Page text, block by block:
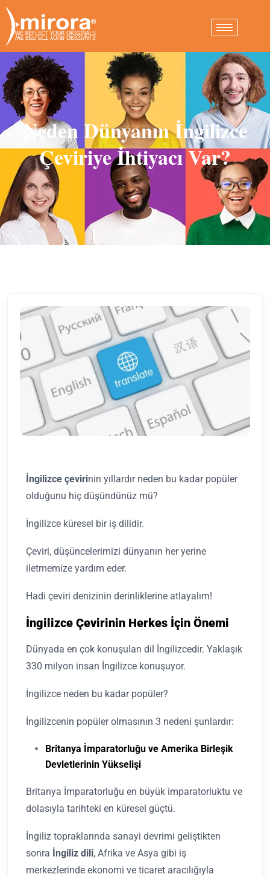
Neden Dünyanın İngilizce
Çeviriye İhtiyacı Var?
İngilizce çevirinin yıllardır neden bu kadar popüler
olduğunu hiç düşündünüz mü?
İngilizce küresel bir iş dilidir.
Çeviri, düşüncelerimizi dünyanın her yerine
iletmemize yardım eder.
Hadi çeviri denizinin derinliklerine atlayalım!
İngilizce Çevirinin Herkes İçin Önemi
Dünyada en çok konuşulan dil İngilizcedir. Yaklaşık
330 milyon insan İngilizce konuşuyor.
İngilizce neden bu kadar popüler?
İngilizcenin popüler olmasının 3 nedeni şunlardır:
Britanya İmparatorluğu ve Amerika Birleşik
Devletlerinin Yükselişi
Britanya İmparatorluğu en büyük imparatorluktu ve
dolasıyla tarihteki en küresel güçtü.
İngiliz topraklarında sanayi devrimi geliştikten
sonra İngiliz dili, Afrika ve Asya gibi iş
merkezlerinde ekonomi ve ticaret aracılığıyla